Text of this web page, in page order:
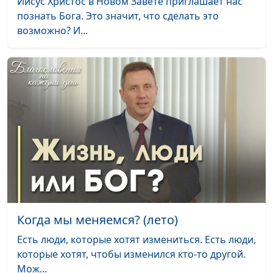
Не бойтесь людей
Не бойтесь людей
(зима)
Алексей Дедов,
священнослужитель
Не бойтесь людей
Алексей Дедов,
священнослужитель
Бог - лучший советчик
(осень)
Алексей Дедов,
священнослужитель
Бог - лучший советчик
Алексей Дедов,
священнослужитель
Бог - лучший советчик
(зима)
Алексей Дедов,
священнослужитель
Бог - лучший советчик
познать Бога. Это значит, что сделать это
возможно? И...
Когда мы меняемся? (лето)
Есть люди, которые хотят измениться. Есть люди,
которые хотят, чтобы изменился кто-то другой.
Мож...